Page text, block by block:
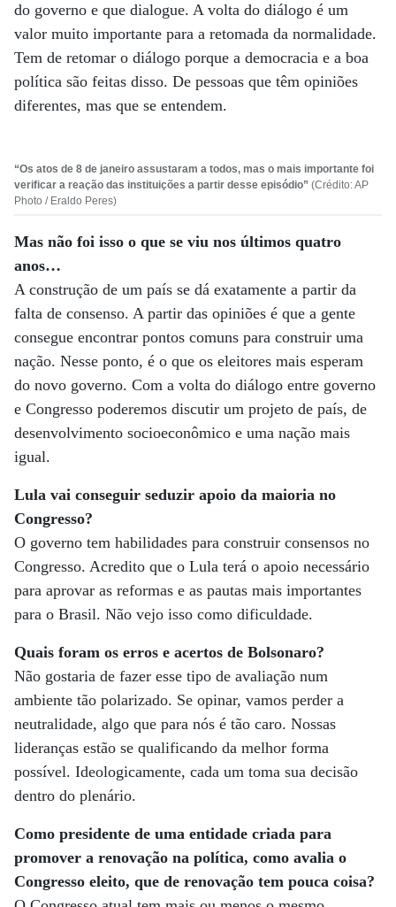
do governo e que dialogue. A volta do diálogo é um
valor muito importante para a retomada da normalidade.
Tem de retomar o diálogo porque a democracia e a boa
política são feitas disso. De pessoas que têm opiniões
diferentes, mas que se entendem.
“Os atos de 8 de janeiro assustaram a todos, mas o mais importante foi
verificar a reação das instituições a partir desse episódio” (Crédito: AP
Photo / Eraldo Peres)
Mas não foi isso o que se viu nos últimos quatro
anos…
A construção de um país se dá exatamente a partir da
falta de consenso. A partir das opiniões é que a gente
consegue encontrar pontos comuns para construir uma
nação. Nesse ponto, é o que os eleitores mais esperam
do novo governo. Com a volta do diálogo entre governo
e Congresso poderemos discutir um projeto de país, de
desenvolvimento socioeconômico e uma nação mais
igual.
Lula vai conseguir seduzir apoio da maioria no
Congresso?
O governo tem habilidades para construir consensos no
Congresso. Acredito que o Lula terá o apoio necessário
para aprovar as reformas e as pautas mais importantes
para o Brasil. Não vejo isso como dificuldade.
Quais foram os erros e acertos de Bolsonaro?
Não gostaria de fazer esse tipo de avaliação num
ambiente tão polarizado. Se opinar, vamos perder a
neutralidade, algo que para nós é tão caro. Nossas
lideranças estão se qualificando da melhor forma
possível. Ideologicamente, cada um toma sua decisão
dentro do plenário.
Como presidente de uma entidade criada para
promover a renovação na política, como avalia o
Congresso eleito, que de renovação tem pouca coisa?